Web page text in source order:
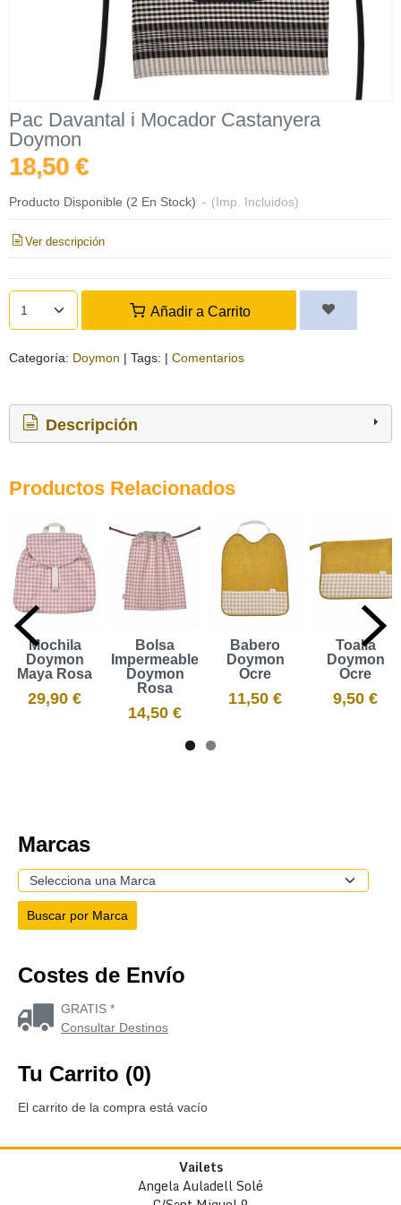
Pac Davantal i Mocador Castanyera
Doymon
18,50 €
Producto Disponible (2 En Stock) - (Imp. Incluidos)
Ver descripción
Añadir a Carrito
Categoría: Doymon | Tags: | Comentarios
Descripción
Productos Relacionados
Mochila
Doymon
Maya Rosa
29,90 €
Bolsa
Impermeable
Doymon
Rosa
14,50 €
Babero
Doymon
Ocre
11,50 €
Toalla
Doymon
Ocre
9,50 €
Marcas
Costes de Envío
GRATIS *
Consultar Destinos
Tu Carrito (0)
El carrito de la compra está vacío
Vailets
Angela Auladell Solé